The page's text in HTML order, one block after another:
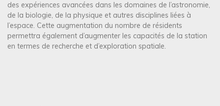
des expériences avancées dans les domaines de l’astronomie,
de la biologie, de la physique et autres disciplines liées à
l’espace. Cette augmentation du nombre de résidents
permettra également d’augmenter les capacités de la station
en termes de recherche et d’exploration spatiale.